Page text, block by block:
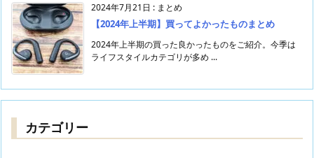
2024年7月21日 : まとめ
【2024年上半期】買ってよかったものまとめ
2024年上半期の買った良かったものをご紹介。今季は
ライフスタイルカテゴリが多め ...
カテゴリー